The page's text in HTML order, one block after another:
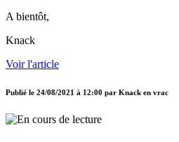
A bientôt,
Knack
Voir l'article
Publié le 24/08/2021 à 12:00 par Knack en vrac